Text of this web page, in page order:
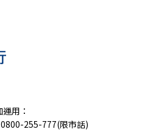
用：
255-777(限市話)